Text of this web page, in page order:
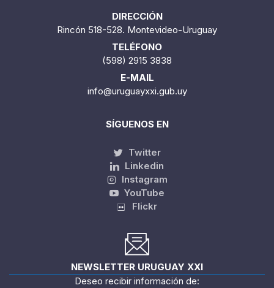
DIRECCIÓN
Rincón 518-528. Montevideo-Uruguay
TELÉFONO
(598) 2915 3838
E-MAIL
info@uruguayxxi.gub.uy
SÍGUENOS EN
Twitter
Linkedin
Instagram
YouTube
Flickr
NEWSLETTER URUGUAY XXI
Deseo recibir información de: